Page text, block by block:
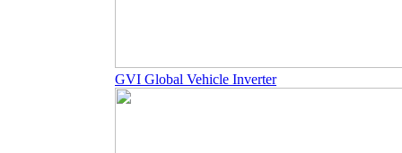
GVI Global Vehicle Inverter